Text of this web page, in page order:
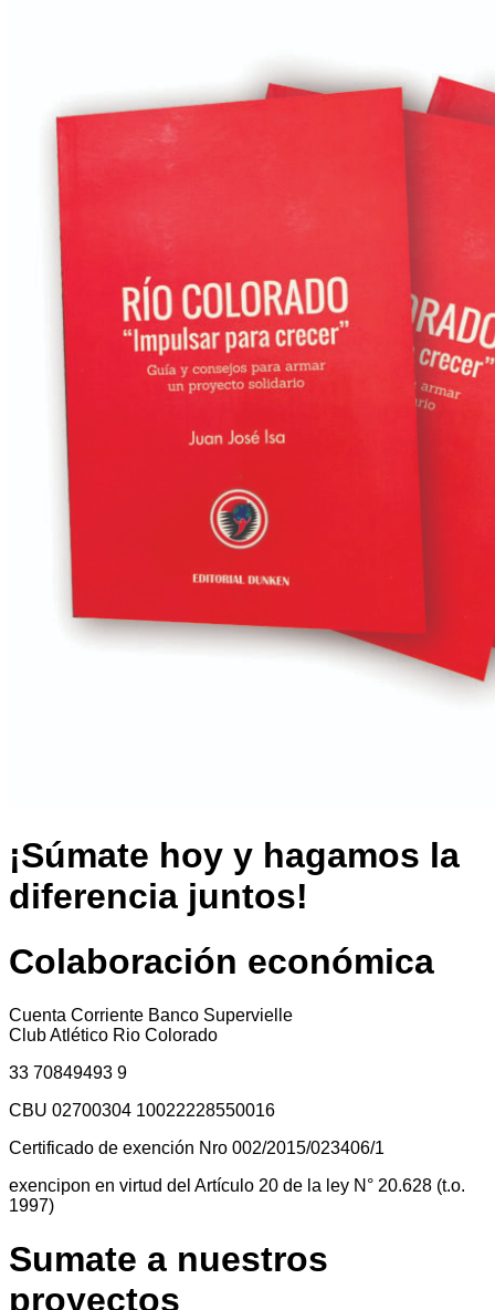
¡Súmate hoy y hagamos la
diferencia juntos!
Colaboración económica
Cuenta Corriente Banco Supervielle
Club Atlético Rio Colorado
33 70849493 9
CBU 02700304 10022228550016
Certificado de exención Nro 002/2015/023406/1
exencipon en virtud del Artículo 20 de la ley N° 20.628 (t.o.
1997)
Sumate a nuestros
proyectos